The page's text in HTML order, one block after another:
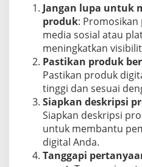
Jangan lupa untuk
produk:
media sosial atau
meningkatkan
Pastikan produk
Pastikan produk
tinggi dan sesuai
Siapkan deskripsi
Siapkan deskripsi
untuk membantu
digital Anda.
Tanggapi